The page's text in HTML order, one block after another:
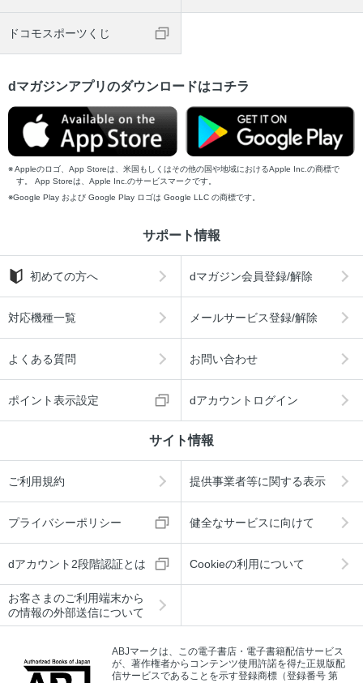
ドコモスポーツくじ
dマガジンアプリのダウンロードはコチラ
Appleのロゴ、App Storeは、米国もしくはその他の国や地域におけるApple Inc.の商標で
す。 App Storeは、Apple Inc.のサービスマークです。
Google Play および Google Play ロゴは Google LLC の商標です。
サポート情報
初めての方へ dマガジン会員登録/解除
対応機種一覧 メールサービス登録/解除
よくある質問 お問い合わせ
ポイント表示設定 dアカウントログイン
サイト情報
ご利用規約 提供事業者等に関する表示
プライバシーポリシー 健全なサービスに向けて
dアカウント2段階認証とは Cookieの利用について
お客さまのご利用端末から
の情報の外部送信について
ABJマークは、この電子書店・電子書籍配信サービス
が、著作権者からコンテンツ使用許諾を得た正規版配
信サービスであることを示す登録商標（登録番号 第